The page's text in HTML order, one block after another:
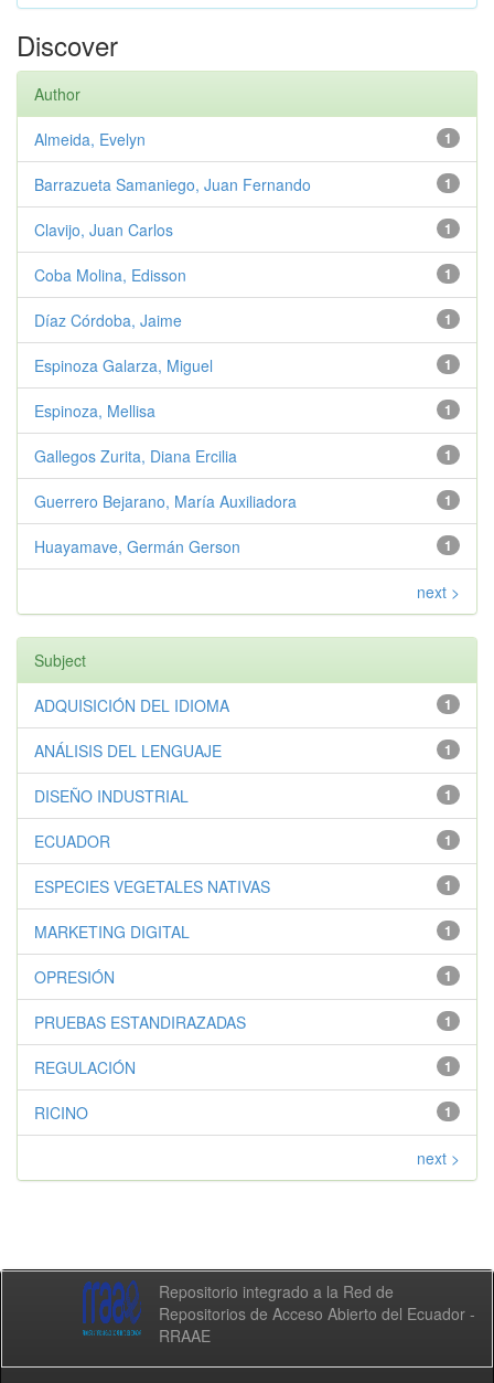
Discover
Author
1
Almeida, Evelyn
1
Barrazueta Samaniego, Juan Fernando
1
Clavijo, Juan Carlos
1
Coba Molina, Edisson
1
Díaz Córdoba, Jaime
1
Espinoza Galarza, Miguel
1
Espinoza, Mellisa
1
Gallegos Zurita, Diana Ercilia
1
Guerrero Bejarano, María Auxiliadora
1
Huayamave, Germán Gerson
next >
Subject
1
ADQUISICIÓN DEL IDIOMA
1
ANÁLISIS DEL LENGUAJE
1
DISEÑO INDUSTRIAL
1
ECUADOR
1
ESPECIES VEGETALES NATIVAS
1
MARKETING DIGITAL
1
OPRESIÓN
1
PRUEBAS ESTANDIRAZADAS
1
REGULACIÓN
1
RICINO
next >
Repositorio integrado a la Red de
Repositorios de Acceso Abierto del Ecuador -
RRAAE